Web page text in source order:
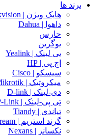
برند ها
هایک ویژن | Hikvision
داهوا | Dahua
حارس
یوگرین
یی لینک | Yealink
اچ پی | HP
سیسکو | Cisco
میکروتیک | Mikrotik
دی-لینک | D-link
تی پی-لینک | TP-Link
تیاندی | Tiandy
گرند استریم | Grandstream
نکسانز | Nexans